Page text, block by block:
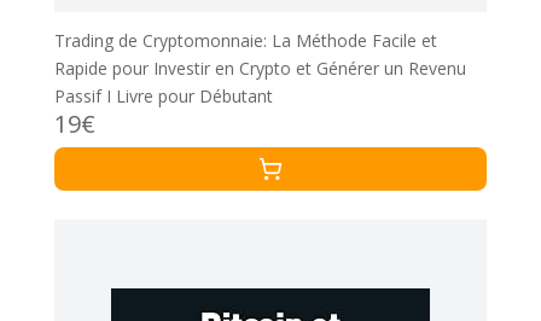
Trading de Cryptomonnaie: La Méthode Facile et
Rapide pour Investir en Crypto et Générer un Revenu
Passif I Livre pour Débutant
19€